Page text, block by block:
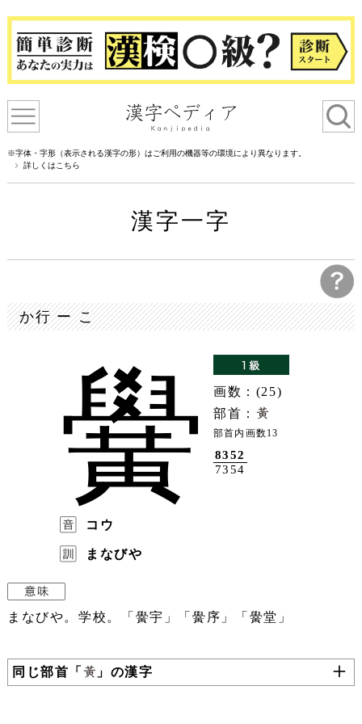
※字体・字形（表示される漢字の形）はご利用の機器等の環境により異なります。
詳しくはこちら
漢字一字
か行 ー こ
黌
画数：(25)
部首：
部首内画数13
8352
7354
コウ
まなびや
まなびや。学校。「黌宇」「黌序」「黌堂」
同じ部首「 」の漢字